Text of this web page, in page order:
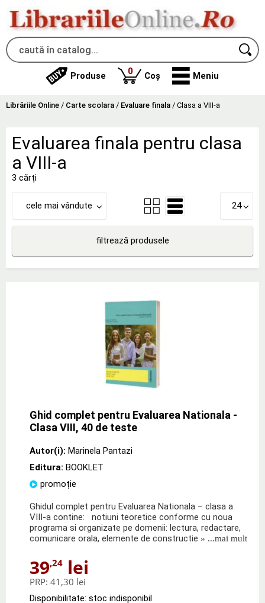
Produse 0produse
Coș Meniu
Librăriile Online / Carte scolara / Evaluare finala / Clasa a VIII-a
Evaluarea finala pentru clasa
a VIII-a
3 cărți
cele mai vândute 24
filtrează produsele
Ghid complet pentru Evaluarea Nationala -
Clasa VIII, 40 de teste
Autor(i): Marinela Pantazi
Editura: BOOKLET
promoție
Ghidul complet pentru Evaluarea Nationala – clasa a
VIII-a contine: notiuni teoretice conforme cu noua
programa si organizate pe domenii: lectura, redactare,
comunicare orala, elemente de constructie » ...mai mult
39,24 lei
PRP: 41,30 lei
Disponibilitate: stoc indisponibil